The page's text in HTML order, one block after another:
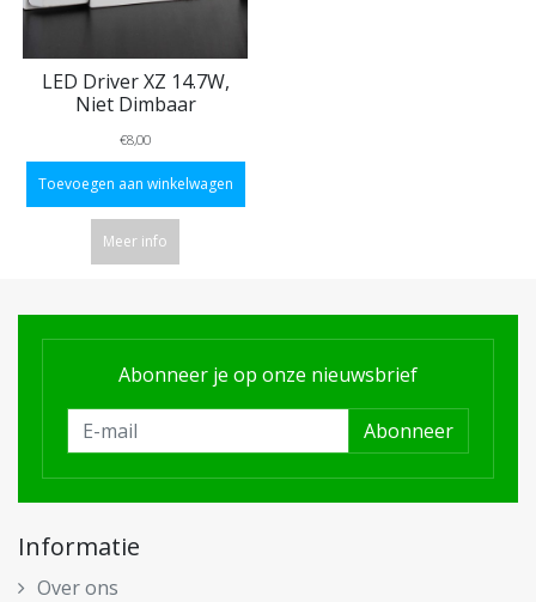
LED Driver XZ 14.7W,
Niet Dimbaar
€8,00
Toevoegen aan winkelwagen
Meer info
Abonneer je op onze nieuwsbrief
Abonneer
Informatie
Over ons